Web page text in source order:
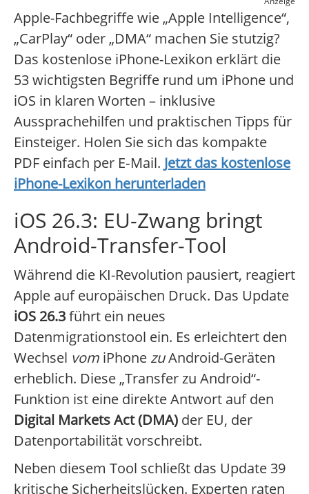
Apple-Fachbegriffe wie „Apple Intelligence“,
„CarPlay“ oder „DMA“ machen Sie stutzig?
Das kostenlose iPhone-Lexikon erklärt die
53 wichtigsten Begriffe rund um iPhone und
iOS in klaren Worten – inklusive
Aussprachehilfen und praktischen Tipps für
Einsteiger. Holen Sie sich das kompakte
PDF einfach per E‑Mail. Jetzt das kostenlose
iPhone-Lexikon herunterladen
iOS 26.3: EU-Zwang bringt
Android-Transfer-Tool
Während die KI-Revolution pausiert, reagiert
Apple auf europäischen Druck. Das Update
iOS 26.3führt ein neues
Datenmigrationstool ein. Es erleichtert den
Wechsel vom iPhone zuAndroid-Geräten
erheblich. Diese „Transfer zu Android“-
Funktion ist eine direkte Antwort auf den
Digital Markets Act (DMA) der EU, der
Datenportabilität vorschreibt.
Neben diesem Tool schließt das Update 39
kritische Sicherheitslücken. Experten raten